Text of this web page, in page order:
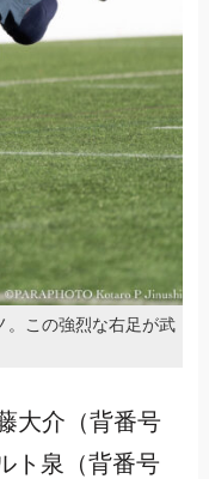
。この強烈な右足が武
大介（背番号
ト泉（背番号